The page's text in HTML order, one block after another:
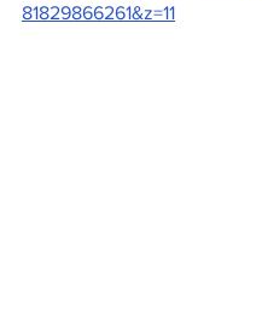
81829866261&z=11